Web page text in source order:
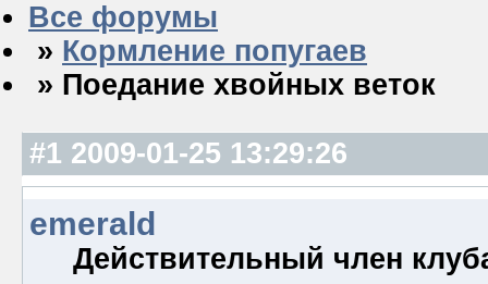
Все форумы
» Кормление попугаев
» Поедание хвойных веток
#1 2009-01-25 13:29:26
emerald
Действительный член